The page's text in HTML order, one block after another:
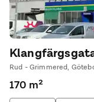
Rud - Grimmered,
170 m²